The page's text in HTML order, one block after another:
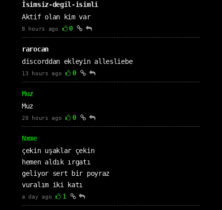
İsimsiz-degil-isimli
Aktif olan kim var
8 hours ago 0
rarocan
discorddan ekleyin allesliebe
13 hours ago 0
Muz
Muz
20 hours ago 0
Nxme
çekin uşaklar çekin
hemen aldık ırgatı
geliyor sert bir poyraz
vuralım iki katı
a day ago 1